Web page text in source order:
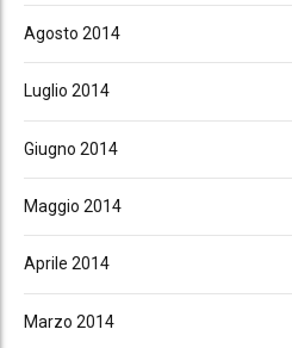
Agosto 2014
Luglio 2014
Giugno 2014
Maggio 2014
Aprile 2014
Marzo 2014